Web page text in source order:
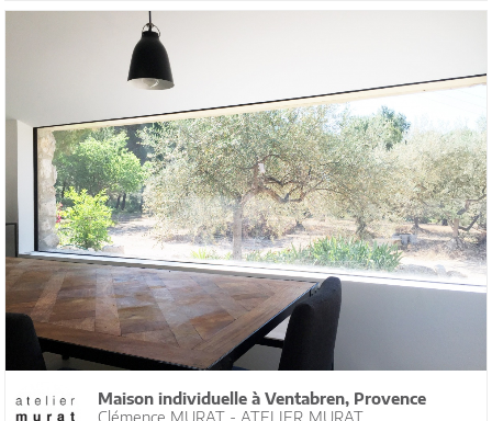
Maison individuelle à Ventabren, Provence